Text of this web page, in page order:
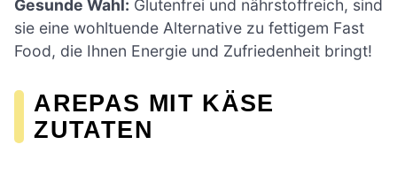
Gesunde Wahl: Glutenfrei und nährstoffreich, sind
sie eine wohltuende Alternative zu fettigem Fast
Food, die Ihnen Energie und Zufriedenheit bringt!
AREPAS MIT KÄSE
ZUTATEN